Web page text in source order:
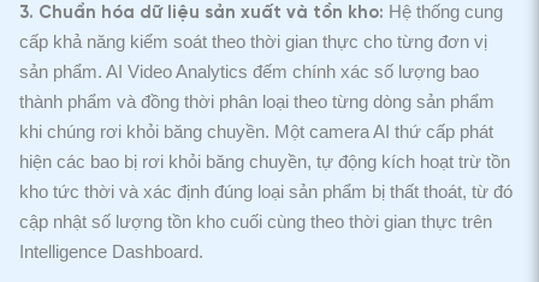
3. Chuẩn hóa dữ liệu sản xuất và tồn kho: Hệ thống cung
cấp khả năng kiểm soát theo thời gian thực cho từng đơn vị
sản phẩm. AI Video Analytics đếm chính xác số lượng bao
thành phẩm và đồng thời phân loại theo từng dòng sản phẩm
khi chúng rơi khỏi băng chuyền. Một camera AI thứ cấp phát
hiện các bao bị rơi khỏi băng chuyền, tự động kích hoạt trừ tồn
kho tức thời và xác định đúng loại sản phẩm bị thất thoát, từ đó
cập nhật số lượng tồn kho cuối cùng theo thời gian thực trên
Intelligence Dashboard.